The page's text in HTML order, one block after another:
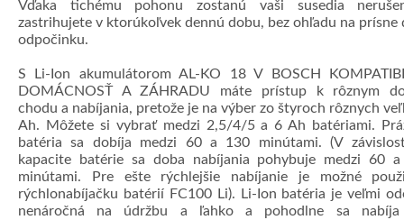
Vďaka tichému pohonu zostanú vaši susedia
zastrihujete v ktorúkoľvek dennú dobu, bez ohľadu na prísne
odpočinku.
S Li-Ion akumulátorom AL-KO 18 V BOSCH
DOMÁCNOSŤ A ZÁHRADU máte prístup k rôznym
chodu a nabíjania, pretože je na výber zo štyroch rôznych
Ah. Môžete si vybrať medzi 2,5/4/5 a 6 Ah batériami.
batéria sa dobíja medzi 60 a 130 minútami. (V
kapacite batérie sa doba nabíjania pohybuje medzi 60
minútami. Pre ešte rýchlejšie nabíjanie je možné
rýchlonabíjačku batérií FC100 Li). Li-Ion batéria je veľmi
nenáročná na údržbu a ľahko a pohodlne sa nabíja